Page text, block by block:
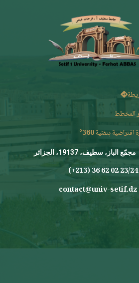
المخطط
افتراضية بتقنية 360°
مجمّع الباز، سطيف، 19137، الجزائر
23/24 02 62 36 (213+)
contact@univ-setif.dz